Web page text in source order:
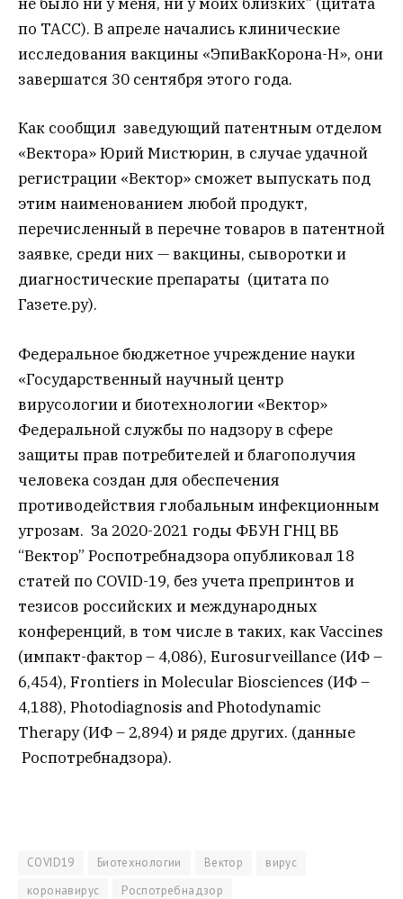
по ТАСС). В апреле начались клинические
исследования вакцины «ЭпиВакКорона-Н», они
завершатся 30 сентября этого года.
Как сообщил заведующий патентным отделом
«Вектора» Юрий Мистюрин, в случае удачной
регистрации «Вектор» сможет выпускать под
этим наименованием любой продукт,
перечисленный в перечне товаров в патентной
заявке, среди них — вакцины, сыворотки и
диагностические препараты (цитата по
Газете.ру).
Федеральное бюджетное учреждение науки
«Государственный научный центр
вирусологии и биотехнологии «Вектор»
Федеральной службы по надзору в сфере
защиты прав потребителей и благополучия
человека создан для обеспечения
противодействия глобальным инфекционным
угрозам. За 2020-2021 годы ФБУН ГНЦ ВБ
“Вектор” Роспотребнадзора опубликовал 18
статей по COVID-19, без учета препринтов и
тезисов российских и международных
конференций, в том числе в таких, как Vaccines
(импакт-фактор – 4,086), Eurosurveillance (ИФ –
6,454), Frontiers in Molecular Biosciences (ИФ –
4,188), Photodiagnosis and Photodynamic
Therapy (ИФ – 2,894) и ряде других. (данные
Роспотребнадзора).
COVID19 Биотехнологии Вектор
вирус
коронавирус
Роспотребнадзор